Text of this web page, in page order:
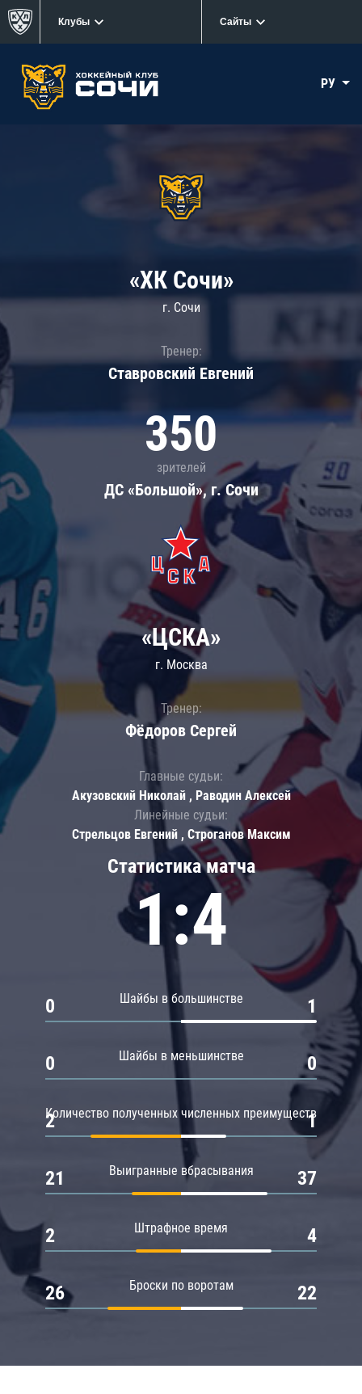
Клубы Сайты
РУ
«ХК Сочи»
г. Сочи
Тренер:
Ставровский Евгений
350
зрителей
ДС «Большой», г. Сочи
Статистика матча
1:4
Шайбы в большинстве
0 1
Шайбы в меньшинстве
0 0
Количество полученных численных преимуществ
2 1
Выигранные вбрасывания
21 37
Штрафное время
2 4
Броски по воротам
26 22
«ЦСКА»
г. Москва
Тренер:
Фёдоров Сергей
Главные судьи:
Акузовский Николай , Раводин Алексей
Линейные судьи:
Стрельцов Евгений , Строганов Максим